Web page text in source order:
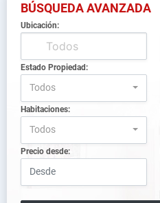
BÚSQUEDA AVANZADA
Ubicación:
Estado Propiedad:
Todos
Habitaciones:
Todos
Precio desde: